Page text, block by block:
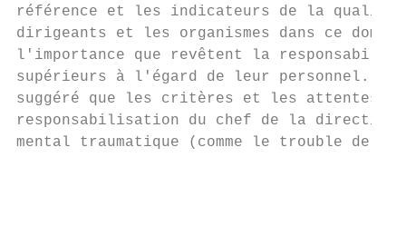
référence et les indicateurs de la qualité
dirigeants et les organismes dans ce
l'importance que revêtent la
supérieurs à l'égard de leur personnel.
suggéré que les critères et les attentes
responsabilisation du chef de la direction
mental traumatique (comme le trouble de